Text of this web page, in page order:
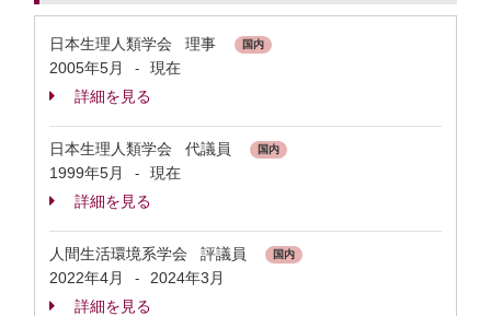
日本生理人類学会 理事 国内
2005年5月 -
現在
詳細を見る
日本生理人類学会 代議員 国内
1999年5月 -
現在
詳細を見る
人間生活環境系学会 評議員 国内
2022年4月 -
2024年3月
詳細を見る